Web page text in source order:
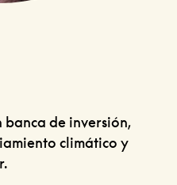
banca de inversión,
climático y